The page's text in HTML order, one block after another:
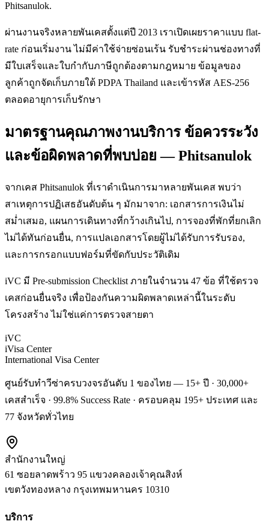
Phitsanulok.
ผ่านงานจริงหลายพันเคสตั้งแต่ปี 2013 เราเปิดเผยราคาแบบ flat-
rate ก่อนเริ่มงาน ไม่มีค่าใช้จ่ายซ่อนเร้น รับชำระผ่านช่องทางที่
มีใบเสร็จและใบกำกับภาษีถูกต้องตามกฎหมาย ข้อมูลของ
ลูกค้าถูกจัดเก็บภายใต้ PDPA Thailand และเข้ารหัส AES-256
ตลอดอายุการเก็บรักษา
มาตรฐานคุณภาพงานบริการ ข้อควรระวัง
และข้อผิดพลาดที่พบบ่อย — Phitsanulok
จากเคส Phitsanulok ที่เราดำเนินการมาหลายพันเคส พบว่า
สาเหตุการปฏิเสธอันดับต้น ๆ มักมาจาก: เอกสารการเงินไม่
สม่ำเสมอ, แผนการเดินทางที่กว้างเกินไป, การจองที่พักที่ยกเลิก
ไม่ได้ทันก่อนยื่น, การแปลเอกสารโดยผู้ไม่ได้รับการรับรอง,
และการกรอกแบบฟอร์มที่ขัดกับประวัติเดิม
iVC มี Pre-submission Checklist ภายในจำนวน 47 ข้อ ที่ใช้ตรวจ
เคสก่อนยื่นจริง เพื่อป้องกันความผิดพลาดเหล่านี้ในระดับ
โครงสร้าง ไม่ใช่แค่การตรวจสายตา
iVC
iVisa Center
International Visa Center
ศูนย์รับทำวีซ่าครบวงจรอันดับ 1 ของไทย — 15+ ปี · 30,000+
เคสสำเร็จ · 99.8% Success Rate · ครอบคลุม 195+ ประเทศ และ
77 จังหวัดทั่วไทย
สำนักงานใหญ่
61 ซอยลาดพร้าว 95 แขวงคลองเจ้าคุณสิงห์
เขตวังทองหลาง กรุงเทพมหานคร 10310
บริการ